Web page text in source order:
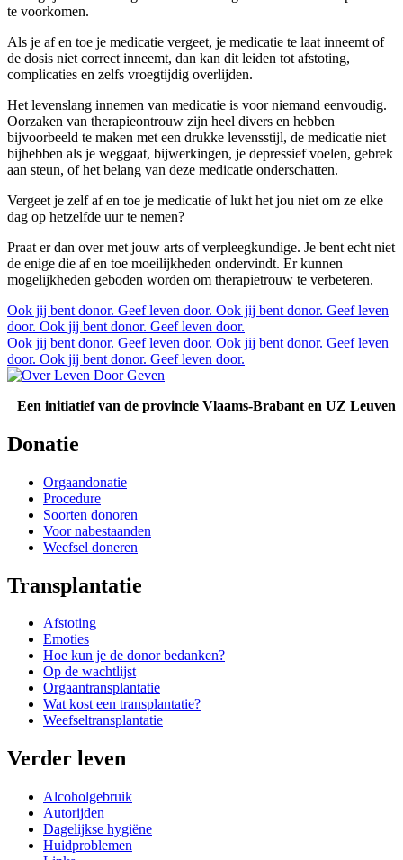
te voorkomen.
Als je af en toe je medicatie vergeet, je medicatie te laat inneemt of
de dosis niet correct inneemt, dan kan dit leiden tot afstoting,
complicaties en zelfs vroegtijdig overlijden.
Het levenslang innemen van medicatie is voor niemand eenvoudig.
Oorzaken van therapieontrouw zijn heel divers en hebben
bijvoorbeeld te maken met een drukke levensstijl, de medicatie niet
bijhebben als je weggaat, bijwerkingen, je depressief voelen, gebrek
aan steun, of het belang van deze medicatie onderschatten.
Vergeet je zelf af en toe je medicatie of lukt het jou niet om ze elke
dag op hetzelfde uur te nemen?
Praat er dan over met jouw arts of verpleegkundige. Je bent echt niet
de enige die af en toe moeilijkheden ondervindt. Er kunnen
mogelijkheden geboden worden om therapietrouw te verbeteren.
Ook jij bent donor. Geef leven door. Ook jij bent donor. Geef leven
door. Ook jij bent donor. Geef leven door.
Ook jij bent donor. Geef leven door. Ook jij bent donor. Geef leven
door. Ook jij bent donor. Geef leven door.
Een initiatief van de provincie Vlaams-Brabant en UZ Leuven
Donatie
Orgaandonatie
Procedure
Soorten donoren
Voor nabestaanden
Weefsel doneren
Transplantatie
Afstoting
Emoties
Hoe kun je de donor bedanken?
Op de wachtlijst
Orgaantransplantatie
Wat kost een transplantatie?
Weefseltransplantatie
Verder leven
Alcoholgebruik
Autorijden
Dagelijkse hygiëne
Huidproblemen